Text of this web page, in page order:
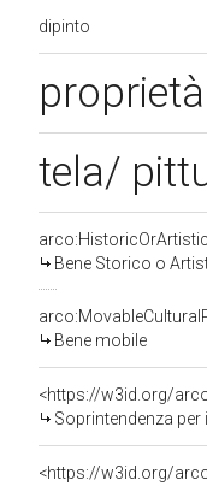
dipinto
tela/
Bene Storico o
Bene mobile
<https://w3id.org/
Soprintendenza per
<https://w3id.org/